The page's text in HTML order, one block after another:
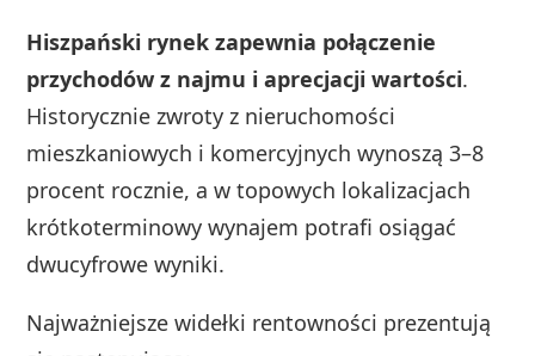
Hiszpański rynek zapewnia połączenie
przychodów z najmu i aprecjacji wartości.
Historycznie zwroty z nieruchomości
mieszkaniowych i komercyjnych wynoszą 3–8
procent rocznie, a w topowych lokalizacjach
krótkoterminowy wynajem potrafi osiągać
dwucyfrowe wyniki.
Najważniejsze widełki rentowności prezentują